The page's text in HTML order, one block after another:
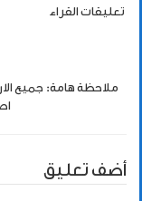
تعليقات القراء
ملاحظة هامة: جميع
أضف تعليق